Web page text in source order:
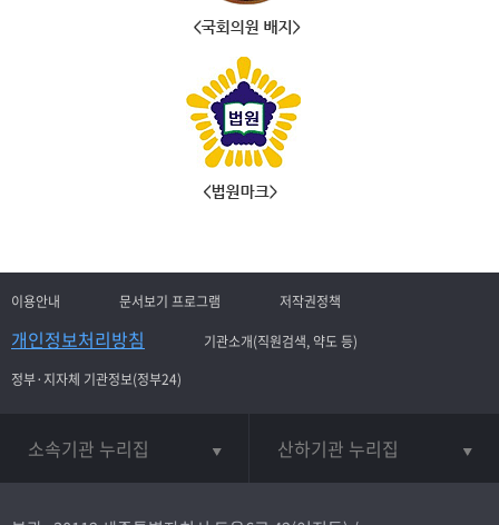
이용안내 문서보기 프로그램 저작권정책
개인정보처리방침
기관소개(직원검색, 약도 등)
정부·지자체 기관정보(정부24)
소속기관 누리집 산하기관 누리집